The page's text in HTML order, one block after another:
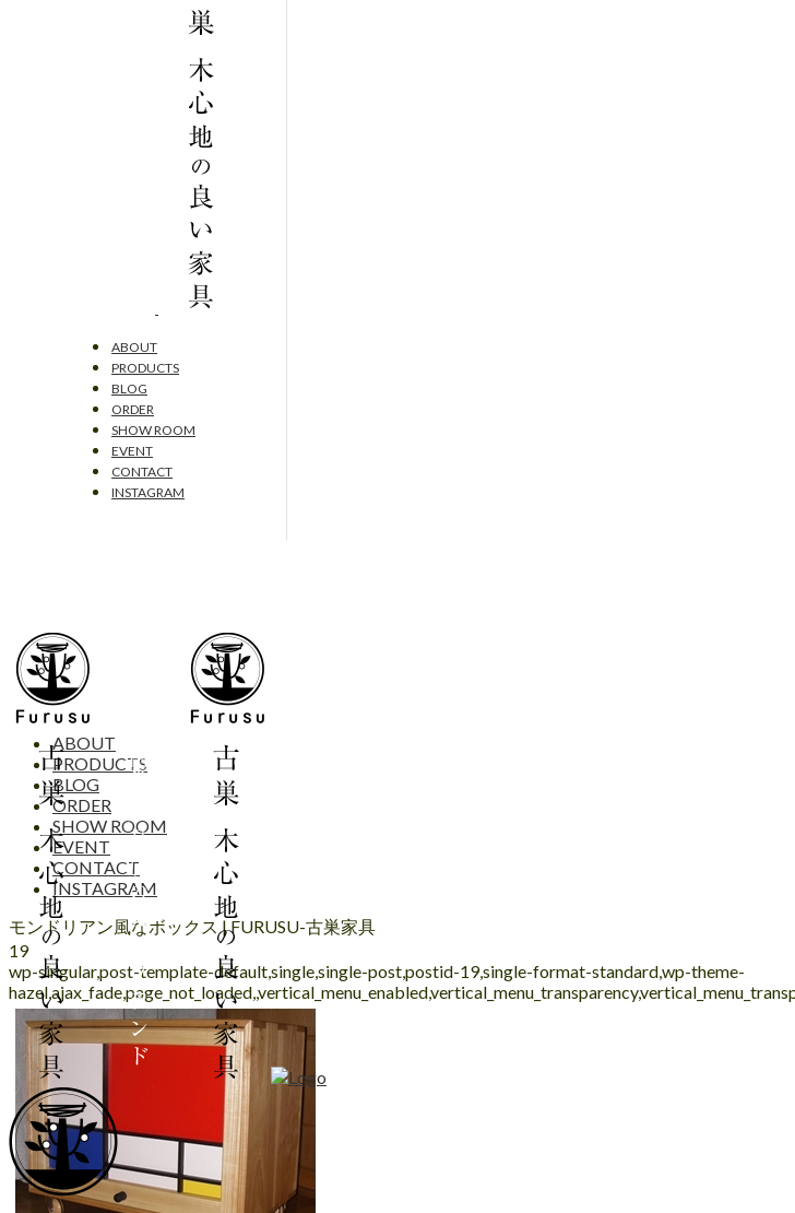
ABOUT
PRODUCTS
BLOG
ORDER
SHOW ROOM
EVENT
CONTACT
INSTAGRAM
ABOUT
PRODUCTS
BLOG
ORDER
SHOW ROOM
EVENT
CONTACT
INSTAGRAM
モンドリアン風なボックス | FURUSU-古巣家具
19
wp-singular,post-template-default,single,single-post,postid-19,single-format-standard,wp-theme-